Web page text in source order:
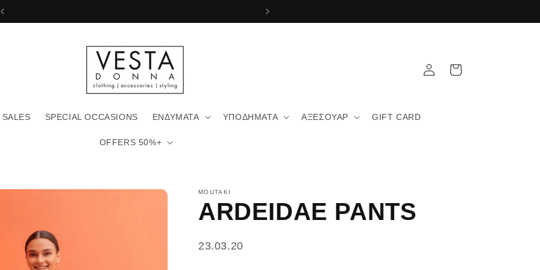
SALES SPECIAL OCCASIONS ΕΝΔΥΜΑΤΑ ΥΠΟΔΗΜΑΤΑ ΑΞΕΣΟΥΑΡ GIFT CARD
OFFERS 50%+
Σύνδεση Καλάθι
MOUTAKI
ARDEIDAE PANTS
SKU:
23.03.20